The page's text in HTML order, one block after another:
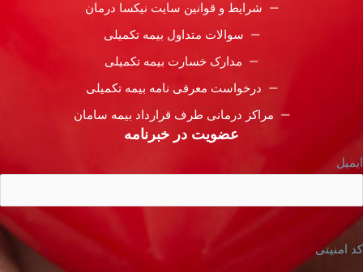
شرایط و قوانین سایت نیکسا درمان
سوالات متداول بیمه تکمیلی
مدارک خسارت بیمه تکمیلی
درخواست معرفی نامه بیمه تکمیلی
مراکز درمانی طرف قرارداد بیمه سامان
عضویت در خبرنامه
ایمیل
کد امنیتی